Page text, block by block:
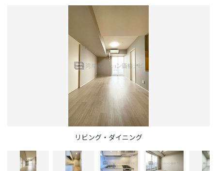
リビング・ダイニング